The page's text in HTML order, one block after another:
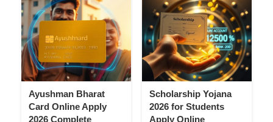
Ayushman Bharat
Card Online Apply
2026 Complete
Scholarship Yojana
2026 for Students
Apply Online